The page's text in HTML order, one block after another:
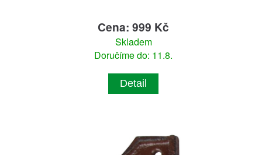
Cena: 999 Kč
Skladem
Doručíme do: 11.8.
Detail